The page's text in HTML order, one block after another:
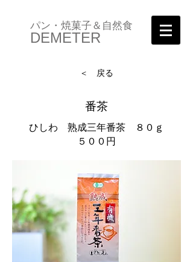
パン・焼菓子＆自然食
DEMETER
＜ 戻る
番茶
ひしわ 熟成三年番茶 ８０ｇ
５００円